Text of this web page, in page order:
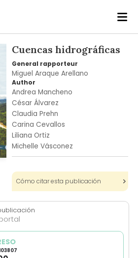
Cuencas hidrográficas
General rapporteur
Miguel Araque Arellano
Author
Andrea Mancheno
César Álvarez
Claudia Prehn
Carina Cevallos
Liliana Ortiz
Michelle Vásconez
Cómo citar esta publicación